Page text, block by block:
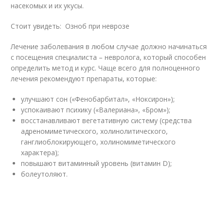
насекомых и их укусы.
Стоит увидеть: Озноб при неврозе
Лечение заболевания в любом случае должно начинаться
с посещения специалиста – невролога, который способен
определить метод и курс. Чаще всего для полноценного
лечения рекомендуют препараты, которые:
улучшают сон («Фенобарбитал», «Ноксирон»);
успокаивают психику («Валериана», «Бром»);
восстанавливают вегетативную систему (средства
адреномиметического, холинолитического,
ганглиоблокирующего, холиномиметического
характера);
повышают витаминный уровень (витамин D);
болеутоляют.